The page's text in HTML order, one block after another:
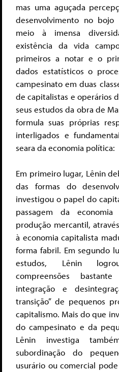
mas uma aguçada
desenvolvimento no bojo
meio à imensa
existência da vida
primeiros a notar e o
dados estatísticos o
campesinato em duas
de capitalistas e operários
seus estudos da obra de
formula suas próprias
interligados e
seara da economia política:
Em primeiro lugar, Lênin
das formas do
investigou o papel do
passagem da
produção mercantil,
à economia capitalista
forma fabril. Em segundo
estudos, Lênin
compreensões
integração e
transição” de pequenos
capitalismo. Mais do que
do campesinato e da
Lênin investiga
subordinação do
usurário ou comercial